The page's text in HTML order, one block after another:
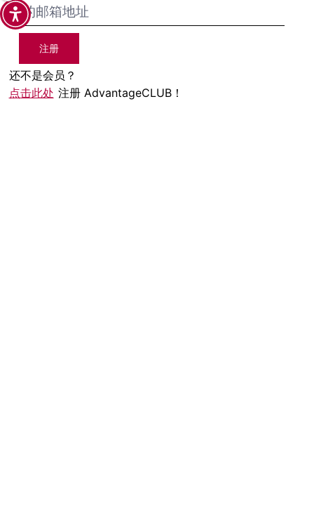
注册
还不是会员？
点击此处 注册 AdvantageCLUB！